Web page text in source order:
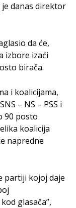
danas direktor
da će,
izbore izaći
birača.
i koalicijama,
– NS – PSS i
90 posto
koalicija
napredne
partiji kojoj daje
glasača”,